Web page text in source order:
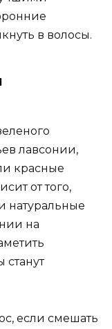
в волосы.
лавсонии,
красные
от того,
натуральные
на
станут
если смешать